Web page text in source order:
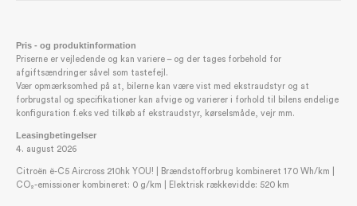
Pris - og produktinformation
Priserne er vejledende og kan variere – og der tages forbehold for
afgiftsændringer såvel som tastefejl.
Vær opmærksomhed på at, bilerne kan være vist med ekstraudstyr og at
forbrugstal og specifikationer kan afvige og varierer i forhold til bilens endelige
konfiguration f.eks ved tilkøb af ekstraudstyr, kørselsmåde, vejr mm.
Leasingbetingelser
4. august 2026
Citroën ë-C5 Aircross 210hk YOU! | Brændstofforbrug kombineret 170 Wh/km |
CO₂-emissioner kombineret: 0 g/km | Elektrisk rækkevidde: 520 km